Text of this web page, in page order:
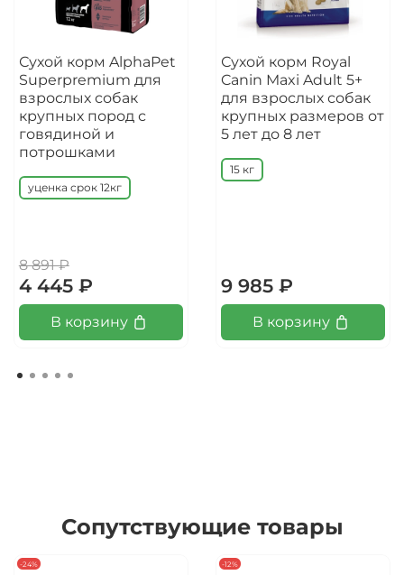
Сухой корм AlphaPet
Superpremium для
взрослых собак
крупных пород с
говядиной и
потрошками
уценка срок 12кг
8 891 ₽
4 445 ₽
В корзину
Сухой корм Royal
Canin Maxi Adult 5+
для взрослых собак
крупных размеров от
5 лет до 8 лет
15 кг
9 985 ₽
В корзину
Сопутствующие товары
-24% -12%